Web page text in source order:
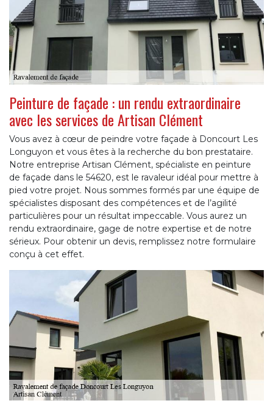
Peinture de façade : un rendu extraordinaire
avec les services de Artisan Clément
Vous avez à cœur de peindre votre façade à Doncourt Les
Longuyon et vous êtes à la recherche du bon prestataire.
Notre entreprise Artisan Clément, spécialiste en peinture
de façade dans le 54620, est le ravaleur idéal pour mettre à
pied votre projet. Nous sommes formés par une équipe de
spécialistes disposant des compétences et de l’agilité
particulières pour un résultat impeccable. Vous aurez un
rendu extraordinaire, gage de notre expertise et de notre
sérieux. Pour obtenir un devis, remplissez notre formulaire
conçu à cet effet.